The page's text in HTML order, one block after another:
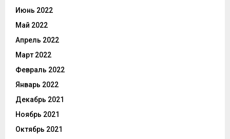
Июнь 2022
Май 2022
Апрель 2022
Март 2022
Февраль 2022
Январь 2022
Декабрь 2021
Ноябрь 2021
Октябрь 2021